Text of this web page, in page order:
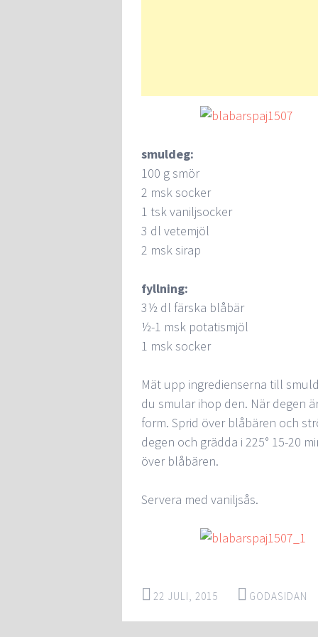
smuldeg:
100 g smör
2 msk socker
1 tsk vaniljsocker
3 dl vetemjöl
2 msk sirap
fyllning:
3½ dl färska blåbär
½-1 msk potatismjöl
1 msk socker
Mät upp ingredienserna till
du smular ihop den. När degen
form. Sprid över blåbären och
degen och grädda i 225° 15-20
över blåbären.
Servera med vaniljsås.
22 JULI, 2015 GODASIDAN